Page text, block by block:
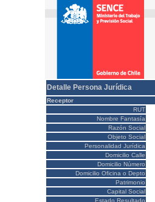
Detalle Persona Jurídica
Receptor
RUT
Nombre Fantasía
Razón Social
Objeto Social
Personalidad Jurídica
Domicilio Calle
Domicilio Número
Domicilio Oficina o Depto
Patrimonio
Capital Social
Estado Resultado